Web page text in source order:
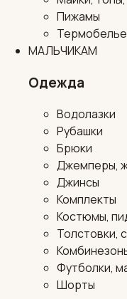
Пижамы
Термобелье
МАЛЬЧИКАМ
Одежда
Водолазки
Рубашки
Брюки
Джемперы,
Джинсы
Комплекты
Костюмы,
Толстовки,
Футболки,
Шорты